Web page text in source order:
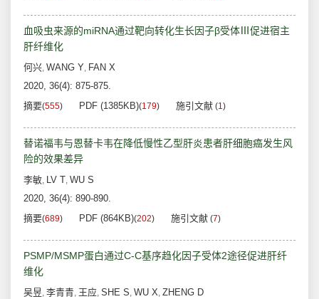
血吸虫来源的miRNA通过靶向转化生长因子β受体Ⅲ促进宿主
肝纤维化
何兴, WANG Y, FAN X
2020, 36(4): 875-875.
摘要(555) PDF (1385KB)(179) 施引文献 (1)
替诺福韦与恩替卡韦在降低慢性乙型肝炎患者肝细胞癌发生风
险的效果差异
李敏, LV T, WU S
2020, 36(4): 890-890.
摘要(689) PDF (864KB)(202) 施引文献 (7)
PSMP/MSMP蛋白通过C-C基序趋化因子受体2途径促进肝纤
维化
吴昱, 李青青, 王应, SHE S, WU X, ZHENG D